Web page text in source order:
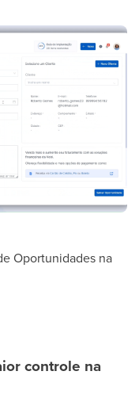
Oportunidades na
controle na